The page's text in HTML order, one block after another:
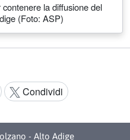
la diffusione del
(Foto: ASP)
Condividi
- Alto Adige